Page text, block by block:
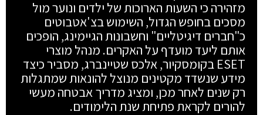
מזהירה כי השעות הארוכות של ילדים ונוער מול
מסכים בחופש הגדול, השימוש בצ'אטבוטים
כ"חברים דיגיטליים" וחשבונות הגיימינג, הופכים
אותם ליעד מועדף על האקרים. מנהל מוצרי
ESET בקומסקיור, אלכס שטיינברג, מסביר כיצד
מידע שנשדד מקטינים מנוצל להונאות שמתגלות
רק שנים לאחר מכן, ומציג מדריך אבטחה מעשי
להורים לקראת פתיחת שנת הלימודים.